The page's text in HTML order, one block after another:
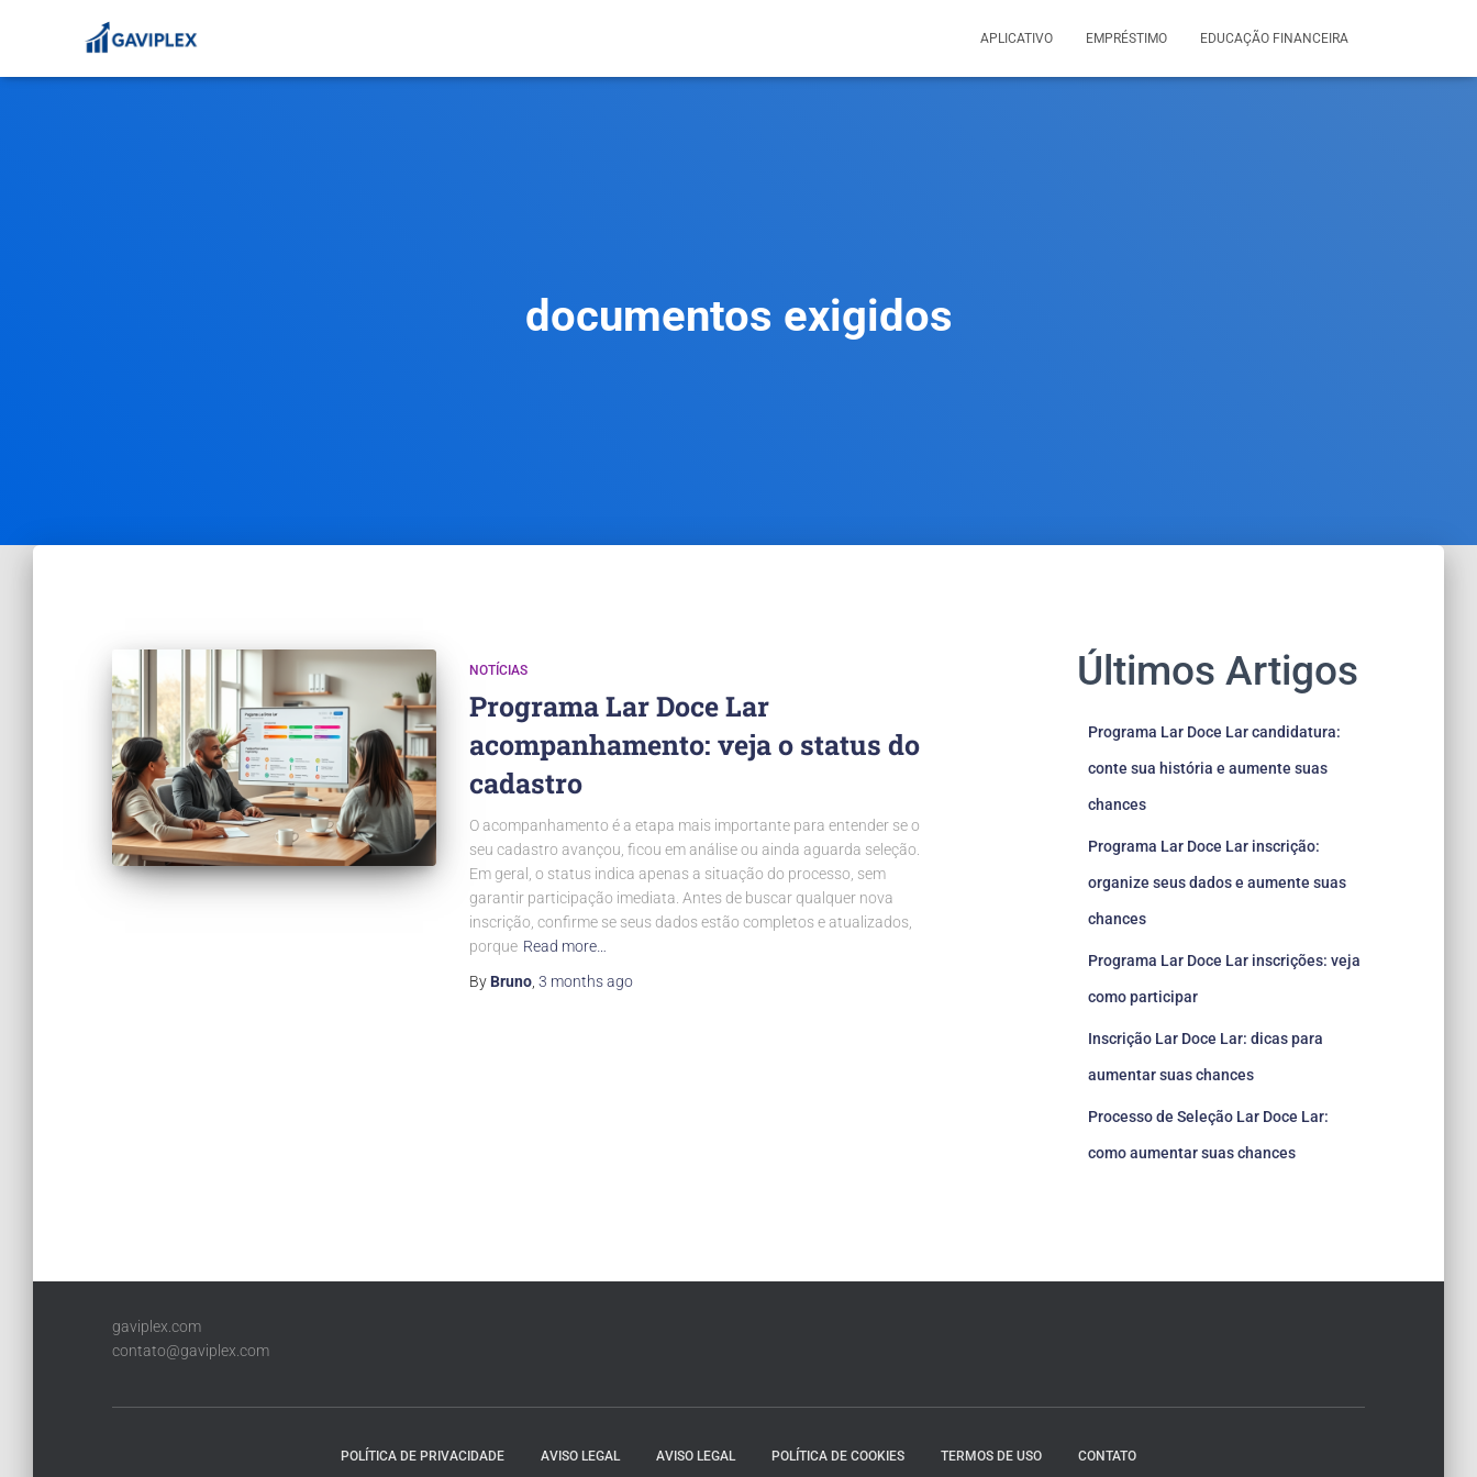
APLICATIVO EMPRÉSTIMO EDUCAÇÃO FINANCEIRA
documentos exigidos
NOTÍCIAS
Programa Lar Doce Lar
acompanhamento: veja o status do
cadastro
O acompanhamento é a etapa mais importante para entender se o
seu cadastro avançou, ficou em análise ou ainda aguarda seleção.
Em geral, o status indica apenas a situação do processo, sem
garantir participação imediata. Antes de buscar qualquer nova
inscrição, confirme se seus dados estão completos e atualizados,
porque Read more…
By Bruno 3 monthsago
Últimos Artigos
Programa Lar Doce Lar candidatura:
conte sua história e aumente suas
chances
Programa Lar Doce Lar inscrição:
organize seus dados e aumente suas
chances
Programa Lar Doce Lar inscrições: veja
como participar
Inscrição Lar Doce Lar: dicas para
aumentar suas chances
Processo de Seleção Lar Doce Lar:
como aumentar suas chances
gaviplex.com
contato@gaviplex.com
POLÍTICA DE PRIVACIDADE AVISO LEGAL AVISO LEGAL POLÍTICA DE COOKIES TERMOS DE USO CONTATO